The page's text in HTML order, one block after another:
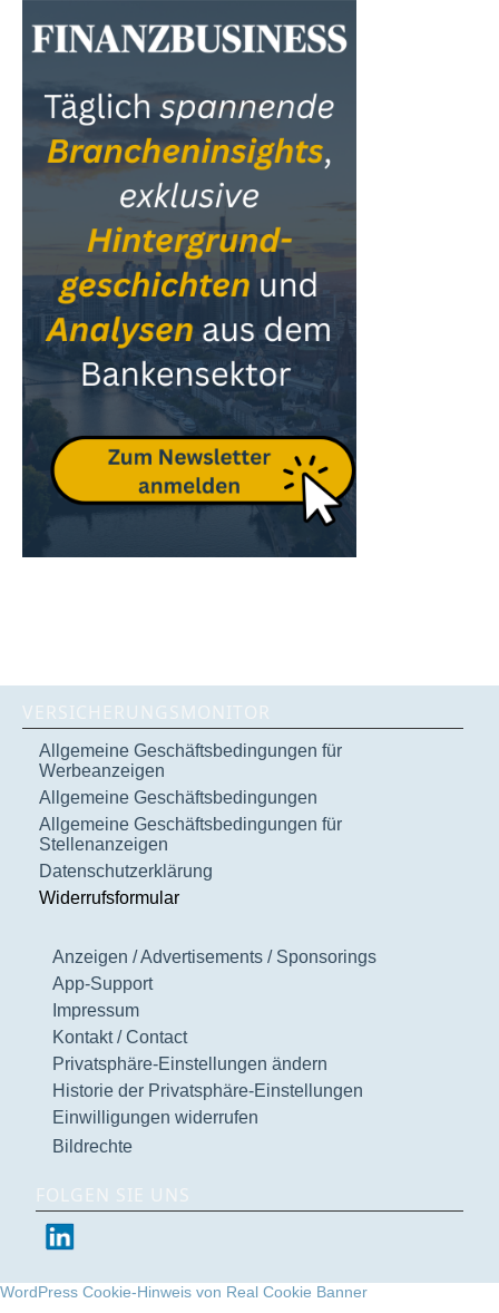
VERSICHERUNGSMONITOR
Allgemeine Geschäftsbedingungen für
Werbeanzeigen
Allgemeine Geschäftsbedingungen
Allgemeine Geschäftsbedingungen für
Stellenanzeigen
Datenschutzerklärung
Widerrufsformular
Anzeigen / Advertisements / Sponsorings
App-Support
Impressum
Kontakt / Contact
Privatsphäre-Einstellungen ändern
Historie der Privatsphäre-Einstellungen
Einwilligungen widerrufen
Bildrechte
FOLGEN SIE UNS
WordPress Cookie-Hinweis von Real Cookie Banner